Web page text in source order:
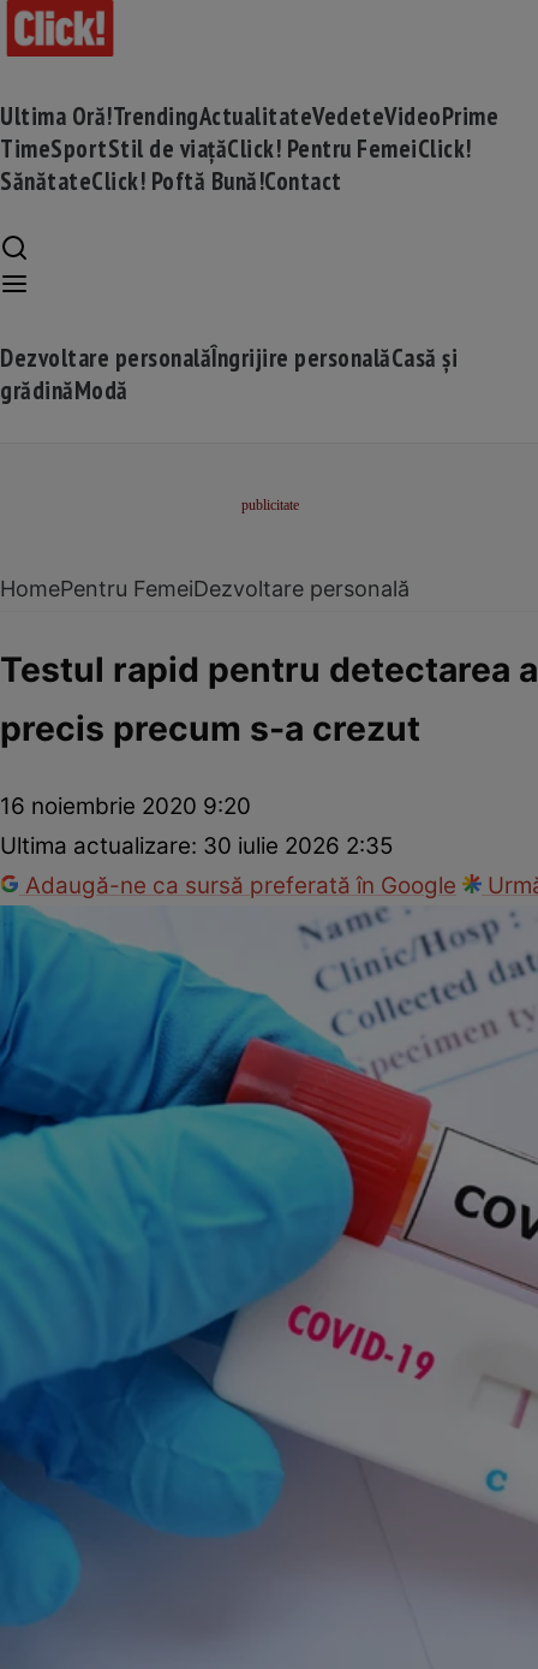
Ultima Oră!TrendingActualitateVedeteVideoPrime
TimeSportStil de viațăClick! Pentru FemeiClick!
SănătateClick! Poftă Bună!Contact
Dezvoltare personalăÎngrijire personalăCasă și
grădinăModă
HomePentru FemeiDezvoltare personală
Testul rapid pentru detectarea
precis precum s-a crezut
16 noiembrie 2020 9:20
Ultima actualizare: 30 iulie 2026 2:35
Adaugă-ne ca sursă preferată în Google